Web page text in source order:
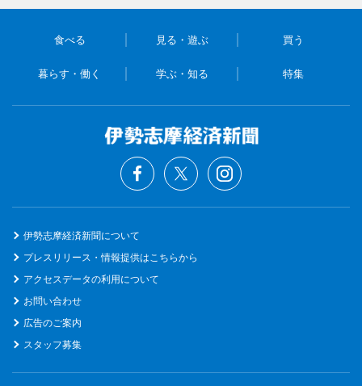
食べる 見る・遊ぶ 買う
暮らす・働く 学ぶ・知る 特集
伊勢志摩経済新聞について
プレスリリース・情報提供はこちらから
アクセスデータの利用について
お問い合わせ
広告のご案内
スタッフ募集